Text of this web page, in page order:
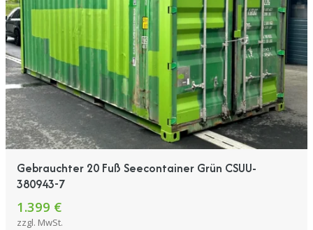
Gebrauchter 20 Fuß Seecontainer Grün CSUU-
380943-7
1.399 €
zzgl. MwSt.